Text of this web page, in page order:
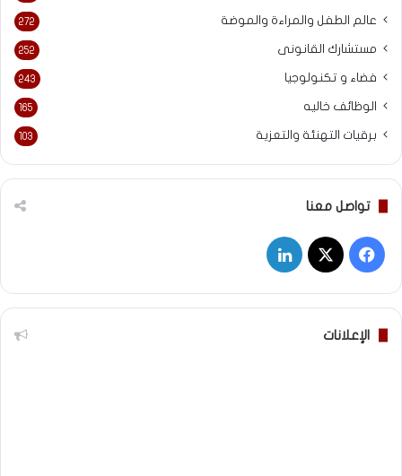
عالم الطفل والمراءة والموضة 272
مستشارك القانونى 252
فضاء و تكنولوجيا 243
الوظائف خاليه 165
برقيات التهنئة والتعزية 103
تواصل معنا
فيسبوك
‫X لينكدإن
الإعلانات